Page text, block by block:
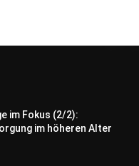
im Fokus (2/2):
im höheren Alter